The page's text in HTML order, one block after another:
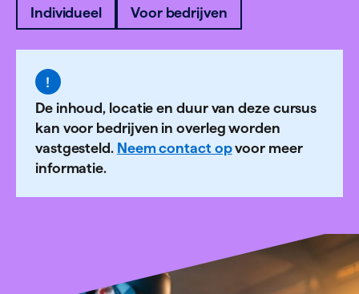
Individueel Voor bedrijven
De inhoud, locatie en duur van deze cursus
kan voor bedrijven in overleg worden
vastgesteld. Neem contact opvoor meer
informatie.